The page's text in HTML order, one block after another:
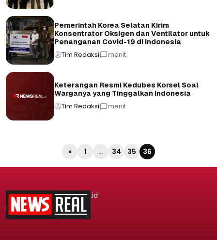
Pemerintah Korea Selatan Kirim
Konsentrator Oksigen dan Ventilator untuk
Penanganan Covid-19 di Indonesia
Tim Redaksi menit
Keterangan Resmi Kedubes Korsel Soal
Warganya yang Tinggalkan Indonesia
Tim Redaksi menit
« 1 … 34 35 36
.id